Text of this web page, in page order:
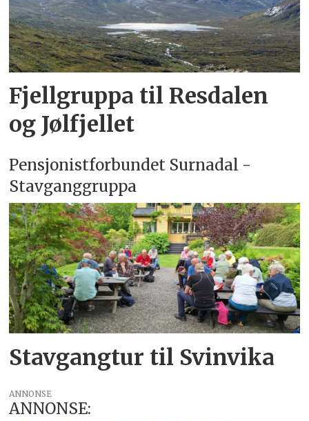
Fjellgruppa til Resdalen
og Jølfjellet
Pensjonistforbundet Surnadal -
Stavganggruppa
Stavgangtur til Svinvika
ANNONSE
ANNONSE: